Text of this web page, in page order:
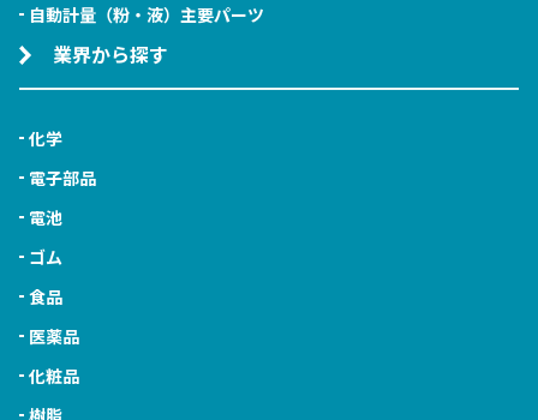
自動計量（粉・液）主要パーツ
業界から探す
化学
電子部品
電池
ゴム
食品
医薬品
化粧品
樹脂